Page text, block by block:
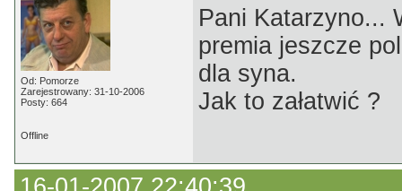
Od: Pomorze
Zarejestrowany: 31-10-2006
Posty: 664
Pani Katarzyno...
premia jeszcze
dla syna.
Jak to załatwić ?
Offline